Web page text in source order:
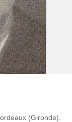
(Gironde).